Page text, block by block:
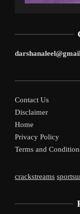
Contact Us
Disclaimer
Home
Privacy Policy
Terms and
crackstreams